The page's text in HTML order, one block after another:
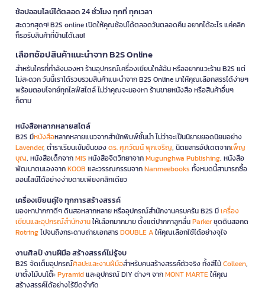
ช้อปออนไลน์ได้ตลอด 24 ชั่วโมง ทุกที่ ทุกเวลา
สะดวกสุดๆ! B2S online เปิดให้คุณช้อปได้ตลอดวันตลอดคืน อยากได้อะไร แค่คลิก
ก็รอรับสินค้าที่บ้านได้เลย!
เลือกช้อปสินค้าแนะนำจาก B2S Online
สำหรับใครที่กำลังมองหา ร้านอุปกรณ์เครื่องเขียนใกล้ฉัน หรืออยากแวะร้าน B2S แต่
ไม่สะดวก วันนี้เราได้รวบรวมสินค้าแนะนำจาก B2S Online มาให้คุณเลือกสรรได้ง่ายๆ
พร้อมตอบโจทย์ทุกไลฟ์สไตล์ ไม่ว่าคุณจะมองหา ร้านขายหนังสือ หรือสินค้าอื่นๆ
ก็ตาม
หนังสือหลากหลายสไตล์
B2S มีหนังสือหลากหลายแนวจากสำนักพิมพ์ชั้นนำ ไม่ว่าจะเป็นนิยายยอดนิยมอย่าง
Lavender, ตำราเรียนเข้มข้นของดร. ศุภวัฒน์ พุกเจริญ, นิตยสารอัปเดตจากเพ็ญ
บุญ, หนังสือเด็กจากMIS หนังสือจิตวิทยาจากMugunghwa Publishing, หนังสือ
พัฒนาตนเองจากKOOB และวรรณกรรมจากNanmeebooks ทั้งหมดนี้สามารถซื้อ
ออนไลน์ได้อย่างง่ายดายเพียงคลิกเดียว
เครื่องเขียนคู่ใจ ทุกการสร้างสรรค์
มองหาปากกาดีๆ ดินสอหลากหลาย หรืออุปกรณ์สำนักงานครบครัน B2S มีเครื่อง
เขียนและอุปกรณ์สำนักงานให้เลือกมากมาย ตั้งแต่ปากกาลูกลื่นParkerชุดดินสอกด
Rotringไปจนถึงกระดาษถ่ายเอกสารDOUBLE Aให้คุณเลือกใช้ได้อย่างจุใจ
งานศิลป์ งานฝีมือ สร้างสรรค์ไม่รู้จบ
B2S จัดเต็มอุปกรณ์ศิลปะและงานฝีมือสำหรับคนสร้างสรรค์ตัวจริง ทั้งสีไม้Colleen,
ขาตั้งไม้บนโต๊ะPyramidและอุปกรณ์ DIY ต่างๆ จากMONT MARTEให้คุณ
สร้างสรรค์ได้อย่างไร้ขีดจำกัด